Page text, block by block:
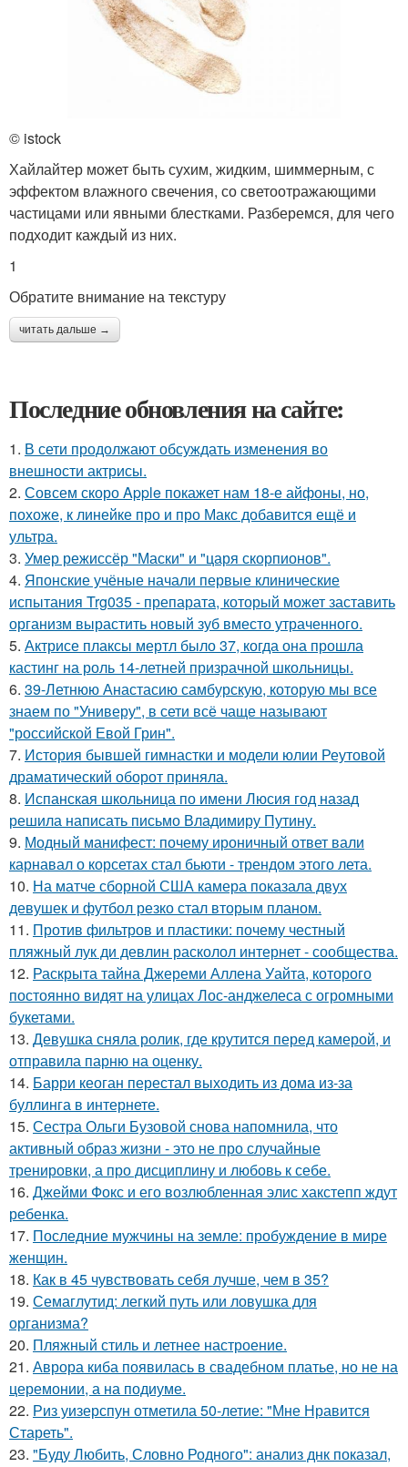
© istock
Хайлайтер может быть сухим, жидким, шиммерным, с
эффектом влажного свечения, со светоотражающими
частицами или явными блестками. Разберемся, для чего
подходит каждый из них.
1
Обратите внимание на текстуру
читать дальше →
Последние обновления на сайте:
1. В сети продолжают обсуждать изменения во
внешности актрисы.
2. Совсем скоро Apple покажет нам 18-е айфоны, но,
похоже, к линейке про и про Макс добавится ещё и
ультра.
3. Умер режиссёр "Маски" и "царя скорпионов".
4. Японские учёные начали первые клинические
испытания Trg035 - препарата, который может заставить
организм вырастить новый зуб вместо утраченного.
5. Актрисе плаксы мертл было 37, когда она прошла
кастинг на роль 14-летней призрачной школьницы.
6. 39-Летнюю Анастасию самбурскую, которую мы все
знаем по "Универу", в сети всё чаще называют
"российской Евой Грин".
7. История бывшей гимнастки и модели юлии Реутовой
драматический оборот приняла.
8. Испанская школьница по имени Люсия год назад
решила написать письмо Владимиру Путину.
9. Модный манифест: почему ироничный ответ вали
карнавал о корсетах стал бьюти - трендом этого лета.
10. На матче сборной США камера показала двух
девушек и футбол резко стал вторым планом.
11. Против фильтров и пластики: почему честный
пляжный лук ди девлин расколол интернет - сообщества.
12. Раскрыта тайна Джереми Аллена Уайта, которого
постоянно видят на улицах Лос-анджелеса с огромными
букетами.
13. Девушка сняла ролик, где крутится перед камерой, и
отправила парню на оценку.
14. Барри кеоган перестал выходить из дома из-за
буллинга в интернете.
15. Сестра Ольги Бузовой снова напомнила, что
активный образ жизни - это не про случайные
тренировки, а про дисциплину и любовь к себе.
16. Джейми Фокс и его возлюбленная элис хакстепп ждут
ребенка.
17. Последние мужчины на земле: пробуждение в мире
женщин.
18. Как в 45 чувствовать себя лучше, чем в 35?
19. Семаглутид: легкий путь или ловушка для
организма?
20. Пляжный стиль и летнее настроение.
21. Аврора киба появилась в свадебном платье, но не на
церемонии, а на подиуме.
22. Риз уизерспун отметила 50-летие: "Мне Нравится
Стареть".
23. "Буду Любить, Словно Родного": анализ днк показал,